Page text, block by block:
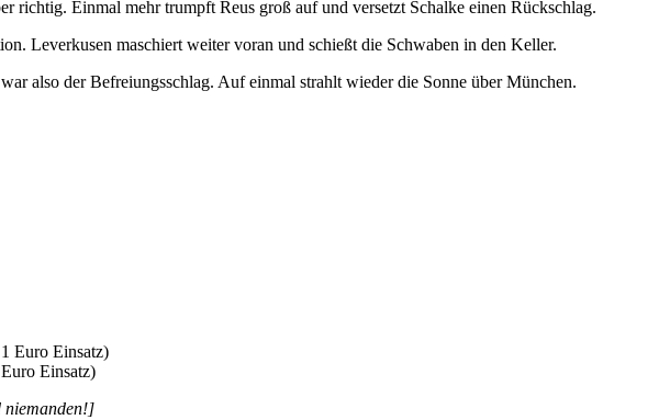
richtig. Einmal mehr trumpft Reus groß auf und versetzt Schalke einen Rückschlag.
Leverkusen maschiert weiter voran und schießt die Schwaben in den Keller.
also der Befreiungsschlag. Auf einmal strahlt wieder die Sonne über München.
Euro Einsatz)
Einsatz)
niemanden!]